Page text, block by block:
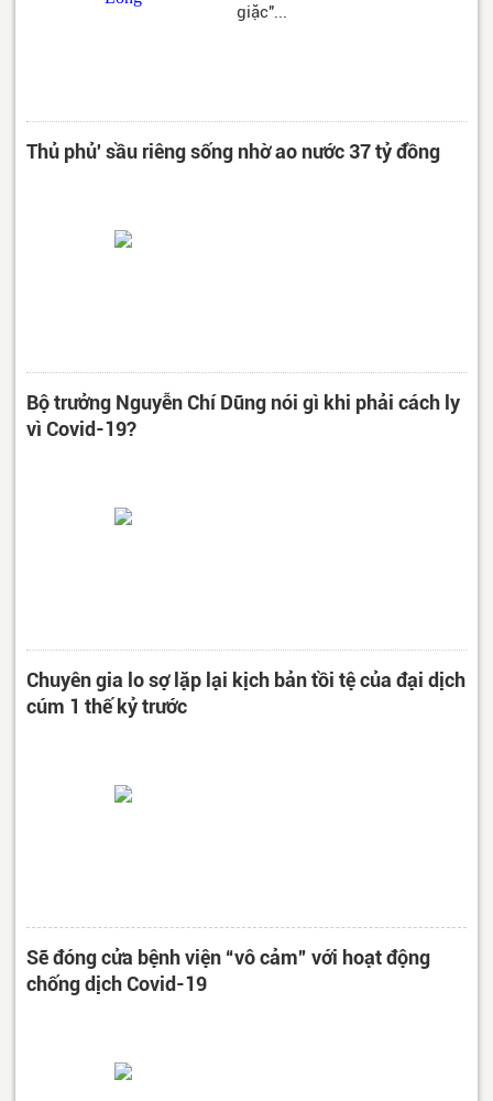
giặc"...
Thủ phủ' sầu riêng sống nhờ ao nước 37 tỷ đồng
Bộ trưởng Nguyễn Chí Dũng nói gì khi phải cách ly
vì Covid-19?
Chuyên gia lo sợ lặp lại kịch bản tồi tệ của đại dịch
cúm 1 thế kỷ trước
Sẽ đóng cửa bệnh viện “vô cảm” với hoạt động
chống dịch Covid-19